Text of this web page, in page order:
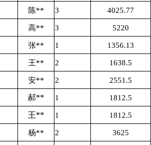
陈** 3 4025.77
高** 3 5220
张** 1 1356.13
王** 2 1638.5
安** 2 2551.5
郝** 1 1812.5
王** 1 1812.5
杨** 2 3625